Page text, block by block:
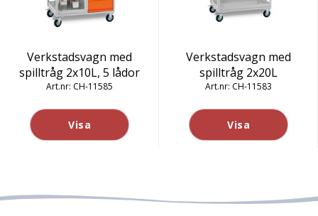
Verkstadsvagn med
spilltråg 2x10L, 5 lådor
CH-11585
Visa
Verkstadsvagn med
spilltråg 2x20L
CH-11583
Visa